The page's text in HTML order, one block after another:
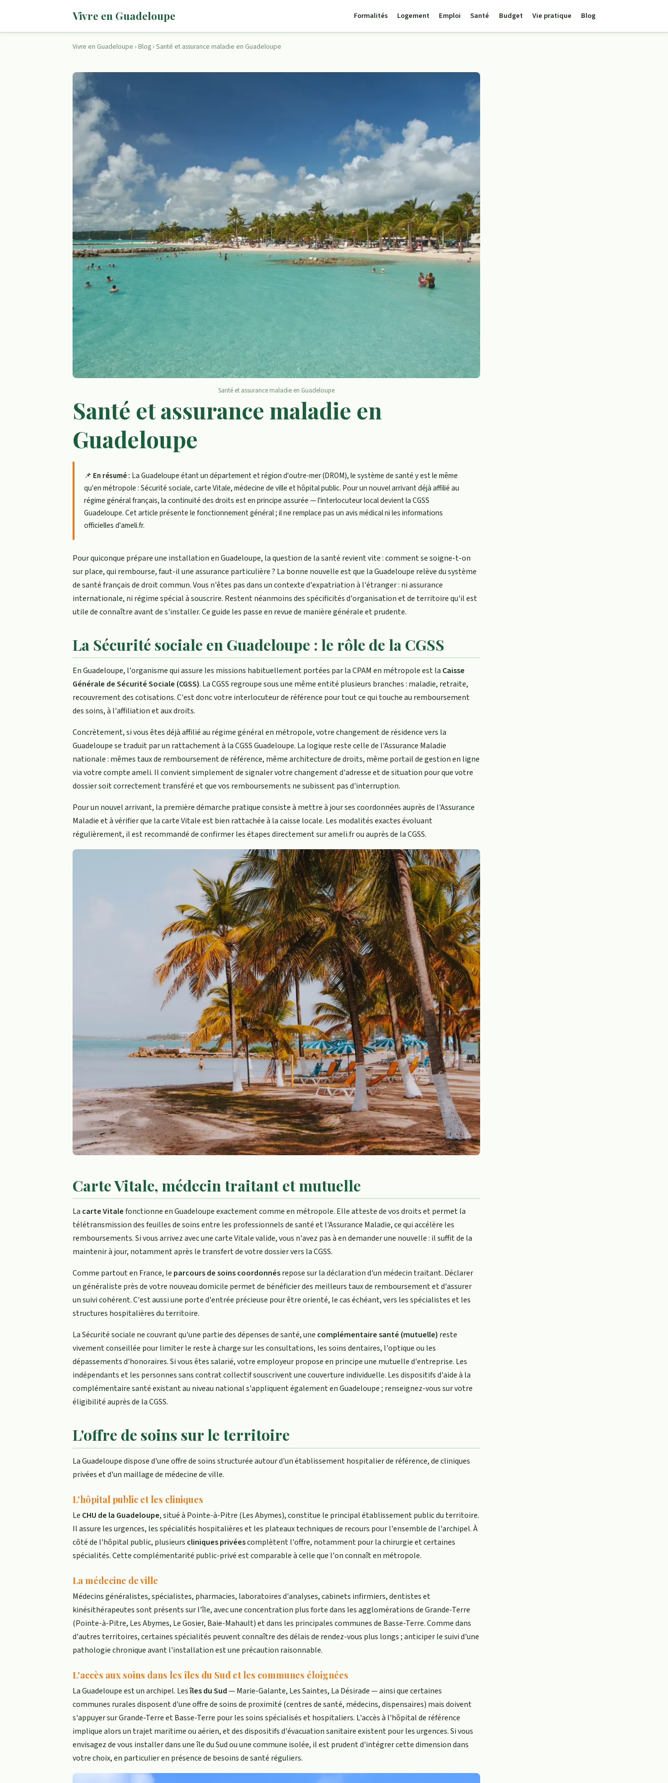
Vivre en Guadeloupe Formalités Logement Emploi Santé Budget Vie pratique Blog
Vivre en Guadeloupe › Blog › Santé et assurance maladie en Guadeloupe
Santé et assurance maladie en Guadeloupe
Santé et assurance maladie en
Guadeloupe
📌 En résumé : La Guadeloupe étant un département et région d'outre-mer (DROM), le système de santé y est le même
qu'en métropole : Sécurité sociale, carte Vitale, médecine de ville et hôpital public. Pour un nouvel arrivant déjà affilié au
régime général français, la continuité des droits est en principe assurée — l'interlocuteur local devient la CGSS
Guadeloupe. Cet article présente le fonctionnement général ; il ne remplace pas un avis médical ni les informations
officielles d'ameli.fr.
Pour quiconque prépare une installation en Guadeloupe, la question de la santé revient vite : comment se soigne-t-on
sur place, qui rembourse, faut-il une assurance particulière ? La bonne nouvelle est que la Guadeloupe relève du système
de santé français de droit commun. Vous n'êtes pas dans un contexte d'expatriation à l'étranger : ni assurance
internationale, ni régime spécial à souscrire. Restent néanmoins des spécificités d'organisation et de territoire qu'il est
utile de connaître avant de s'installer. Ce guide les passe en revue de manière générale et prudente.
La Sécurité sociale en Guadeloupe : le rôle de la CGSS
En Guadeloupe, l'organisme qui assure les missions habituellement portées par la CPAM en métropole est la Caisse
Générale de Sécurité Sociale (CGSS). La CGSS regroupe sous une même entité plusieurs branches : maladie, retraite,
recouvrement des cotisations. C'est donc votre interlocuteur de référence pour tout ce qui touche au remboursement
des soins, à l'affiliation et aux droits.
Concrètement, si vous êtes déjà affilié au régime général en métropole, votre changement de résidence vers la
Guadeloupe se traduit par un rattachement à la CGSS Guadeloupe. La logique reste celle de l'Assurance Maladie
nationale : mêmes taux de remboursement de référence, même architecture de droits, même portail de gestion en ligne
via votre compte ameli. Il convient simplement de signaler votre changement d'adresse et de situation pour que votre
dossier soit correctement transféré et que vos remboursements ne subissent pas d'interruption.
Pour un nouvel arrivant, la première démarche pratique consiste à mettre à jour ses coordonnées auprès de l'Assurance
Maladie et à vérifier que la carte Vitale est bien rattachée à la caisse locale. Les modalités exactes évoluant
régulièrement, il est recommandé de confirmer les étapes directement sur ameli.fr ou auprès de la CGSS.
Carte Vitale, médecin traitant et mutuelle
La carte Vitalefonctionne en Guadeloupe exactement comme en métropole. Elle atteste de vos droits et permet la
télétransmission des feuilles de soins entre les professionnels de santé et l'Assurance Maladie, ce qui accélère les
remboursements. Si vous arrivez avec une carte Vitale valide, vous n'avez pas à en demander une nouvelle : il suffit de la
maintenir à jour, notamment après le transfert de votre dossier vers la CGSS.
Comme partout en France, le parcours de soins coordonnésrepose sur la déclaration d'un médecin traitant. Déclarer
un généraliste près de votre nouveau domicile permet de bénéficier des meilleurs taux de remboursement et d'assurer
un suivi cohérent. C'est aussi une porte d'entrée précieuse pour être orienté, le cas échéant, vers les spécialistes et les
structures hospitalières du territoire.
La Sécurité sociale ne couvrant qu'une partie des dépenses de santé, une complémentaire santé (mutuelle) reste
vivement conseillée pour limiter le reste à charge sur les consultations, les soins dentaires, l'optique ou les
dépassements d'honoraires. Si vous êtes salarié, votre employeur propose en principe une mutuelle d'entreprise. Les
indépendants et les personnes sans contrat collectif souscrivent une couverture individuelle. Les dispositifs d'aide à la
complémentaire santé existant au niveau national s'appliquent également en Guadeloupe ; renseignez-vous sur votre
éligibilité auprès de la CGSS.
L'offre de soins sur le territoire
La Guadeloupe dispose d'une offre de soins structurée autour d'un établissement hospitalier de référence, de cliniques
privées et d'un maillage de médecine de ville.
L'hôpital public et les cliniques
Le CHU de la Guadeloupe, situé à Pointe-à-Pitre (Les Abymes), constitue le principal établissement public du territoire.
Il assure les urgences, les spécialités hospitalières et les plateaux techniques de recours pour l'ensemble de l'archipel. À
côté de l'hôpital public, plusieurs cliniques privéescomplètent l'offre, notamment pour la chirurgie et certaines
spécialités. Cette complémentarité public-privé est comparable à celle que l'on connaît en métropole.
La médecine de ville
Médecins généralistes, spécialistes, pharmacies, laboratoires d'analyses, cabinets infirmiers, dentistes et
kinésithérapeutes sont présents sur l'île, avec une concentration plus forte dans les agglomérations de Grande-Terre
(Pointe-à-Pitre, Les Abymes, Le Gosier, Baie-Mahault) et dans les principales communes de Basse-Terre. Comme dans
d'autres territoires, certaines spécialités peuvent connaître des délais de rendez-vous plus longs ; anticiper le suivi d'une
pathologie chronique avant l'installation est une précaution raisonnable.
L'accès aux soins dans les îles du Sud et les communes éloignées
La Guadeloupe est un archipel. Lesîles du Sud— Marie-Galante, Les Saintes, La Désirade — ainsi que certaines
communes rurales disposent d'une offre de soins de proximité (centres de santé, médecins, dispensaires) mais doivent
s'appuyer sur Grande-Terre et Basse-Terre pour les soins spécialisés et hospitaliers. L'accès à l'hôpital de référence
implique alors un trajet maritime ou aérien, et des dispositifs d'évacuation sanitaire existent pour les urgences. Si vous
envisagez de vous installer dans une île du Sud ou une commune isolée, il est prudent d'intégrer cette dimension dans
votre choix, en particulier en présence de besoins de santé réguliers.